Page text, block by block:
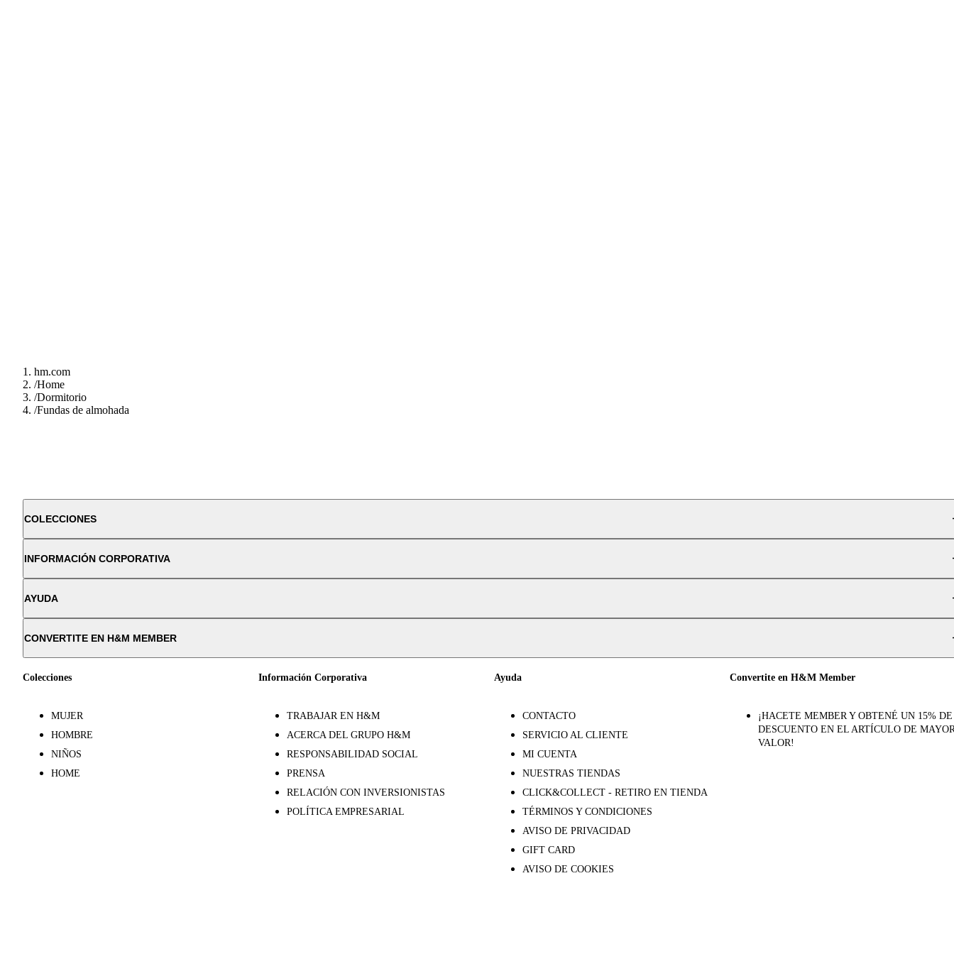
hm.com
/Home
/Dormitorio
/Fundas de almohada
COLECCIONES
INFORMACIÓN CORPORATIVA
AYUDA
CONVERTITE EN H&M MEMBER
Colecciones
MUJER
HOMBRE
NIÑOS
HOME
Información Corporativa
TRABAJAR EN H&M
ACERCA DEL GRUPO H&M
RESPONSABILIDAD SOCIAL
PRENSA
RELACIÓN CON INVERSIONISTAS
POLÍTICA EMPRESARIAL
Ayuda
CONTACTO
SERVICIO AL CLIENTE
MI CUENTA
NUESTRAS TIENDAS
CLICK&COLLECT - RETIRO EN TIENDA
TÉRMINOS Y CONDICIONES
AVISO DE PRIVACIDAD
GIFT CARD
AVISO DE COOKIES
Convertite en H&M Member
¡HACETE MEMBER Y OBTENÉ UN 15% DE
DESCUENTO EN EL ARTÍCULO DE
VALOR!